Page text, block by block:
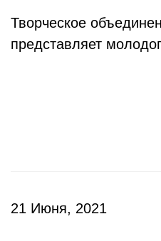
Творческое
представляет
21 Июня, 2021